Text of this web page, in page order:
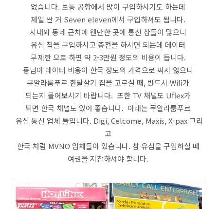
없습니다. 보통 공항에서 많이 구입하시기도 하는데
제일 싼 거 Seven eleven에서 구입하셔도 됨니다.
시내와 동네 근처에 웬만한 곳에 통신 샵들이 많으니
유심 칩을 구입하시고 충전을 하시면 되는데 데이터
무제한 으로 하면 약 2-3만원 정도의 비용이 듭니다.
동남아 데이터 비용이 한국 정도의 가격으로 싸지 않으니
쿠알라룸푸르 한달살기 집을 고르실 때, 반드시 Wifi가
되는지 물어보시기 바랍니다. 또한 TV 채널도 Uflex가
되면 한국 채널도 있어 좋습니다. 아래는 쿠알라룸푸르
유심 통신 업체 들입니다. Digi, Celcome, Maxis, X-pax 그리
고
한국 처럼 MVNO 업체들이 있습니다. 참 유심을 구입하실 때
여권을 지참하셔야 합니다.